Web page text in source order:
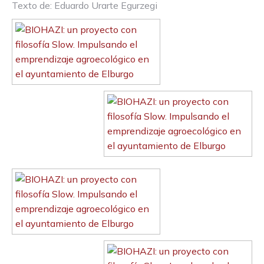
Texto de: Eduardo Urarte Egurzegi